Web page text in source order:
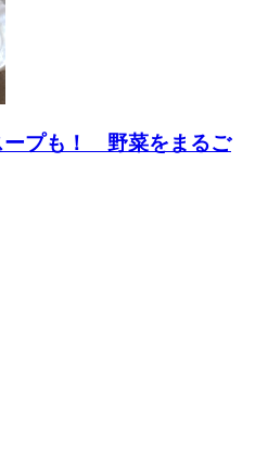
ープも！ 野菜をまるご